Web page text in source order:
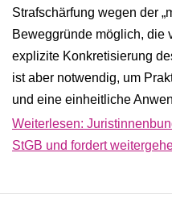
Strafschärfung wegen der
Beweggründe möglich, die
explizite Konkretisierung
ist aber notwendig, um
und eine einheitliche
Weiterlesen:
StGB und fordert